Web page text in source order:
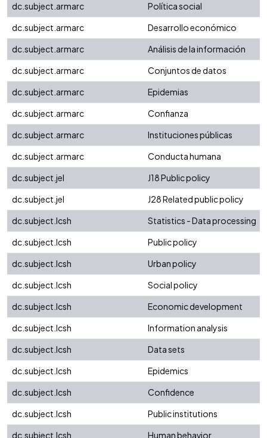
dc.subject.armarc
Política social
dc.subject.armarc
Desarrollo económico
dc.subject.armarc
Análisis de la información
dc.subject.armarc
Conjuntos de datos
dc.subject.armarc
Epidemias
dc.subject.armarc
Confianza
dc.subject.armarc
Instituciones públicas
dc.subject.armarc
Conducta humana
dc.subject.jel
J18 Public policy
dc.subject.jel
J28 Related public policy
dc.subject.lcsh
Statistics - Data processing
dc.subject.lcsh
Public policy
dc.subject.lcsh
Urban policy
dc.subject.lcsh
Social policy
dc.subject.lcsh
Economic development
dc.subject.lcsh
Information analysis
dc.subject.lcsh
Data sets
dc.subject.lcsh
Epidemics
dc.subject.lcsh
Confidence
dc.subject.lcsh
Public institutions
dc.subject.lcsh
Human behavior